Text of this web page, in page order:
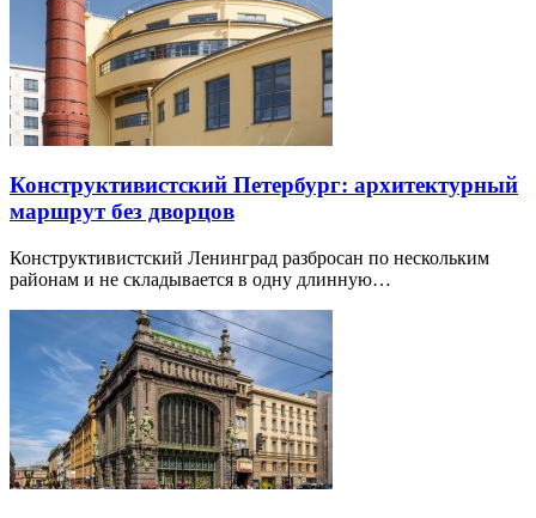
Конструктивистский Петербург: архитектурный
маршрут без дворцов
Конструктивистский Ленинград разбросан по нескольким
районам и не складывается в одну длинную…